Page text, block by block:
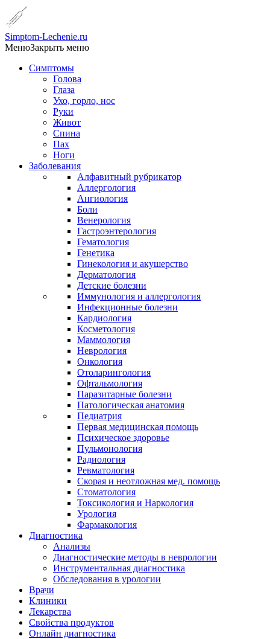
Simptom-Lechenie.ru
МенюЗакрыть меню
Симптомы
Голова
Глаза
Ухо, горло, нос
Руки
Живот
Спина
Пах
Ноги
Заболевания
Алфавитный рубрикатор
Аллергология
Ангиология
Боли
Венерология
Гастроэнтерология
Гематология
Генетика
Гинекология и акушерство
Дерматология
Детские болезни
Иммунология и аллергология
Инфекционные болезни
Кардиология
Косметология
Маммология
Неврология
Онкология
Отоларингология
Офтальмология
Паразитарные болезни
Патологическая анатомия
Педиатрия
Первая медицинская помощь
Психическое здоровье
Пульмонология
Радиология
Ревматология
Скорая и неотложная мед. помощь
Стоматология
Токсикология и Наркология
Урология
Фармакология
Диагностика
Анализы
Диагностические методы в неврологии
Инструментальная диагностика
Обследования в урологии
Врачи
Клиники
Лекарства
Свойства продуктов
Онлайн диагностика